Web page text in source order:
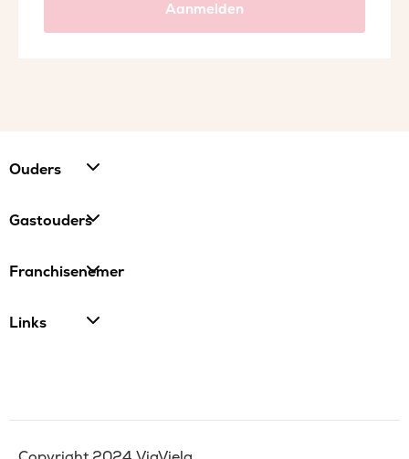
Aanmelden
Ouders
Gastouders
Franchisenemer
Links